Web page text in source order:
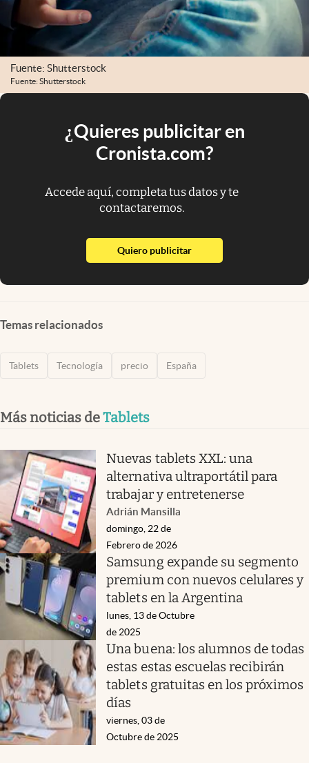
Fuente: Shutterstock
Fuente: Shutterstock
¿Quieres publicitar en
Cronista.com?
Accede aquí, completa tus datos y te
contactaremos.
Quiero publicitarabre en nueva pestaña
Temas relacionados
Tablets Tecnología precio España
Más noticias deTablets
Nuevas tablets XXL: una
alternativa ultraportátil para
trabajar y entretenerse
Adrián Mansilla
domingo, 22 de
Febrero de 2026
Samsung expande su segmento
premium con nuevos celulares y
tablets en la Argentina
lunes, 13 de Octubre
de 2025
Una buena: los alumnos de todas
estas estas escuelas recibirán
tablets gratuitas en los próximos
días
viernes, 03 de
Octubre de 2025